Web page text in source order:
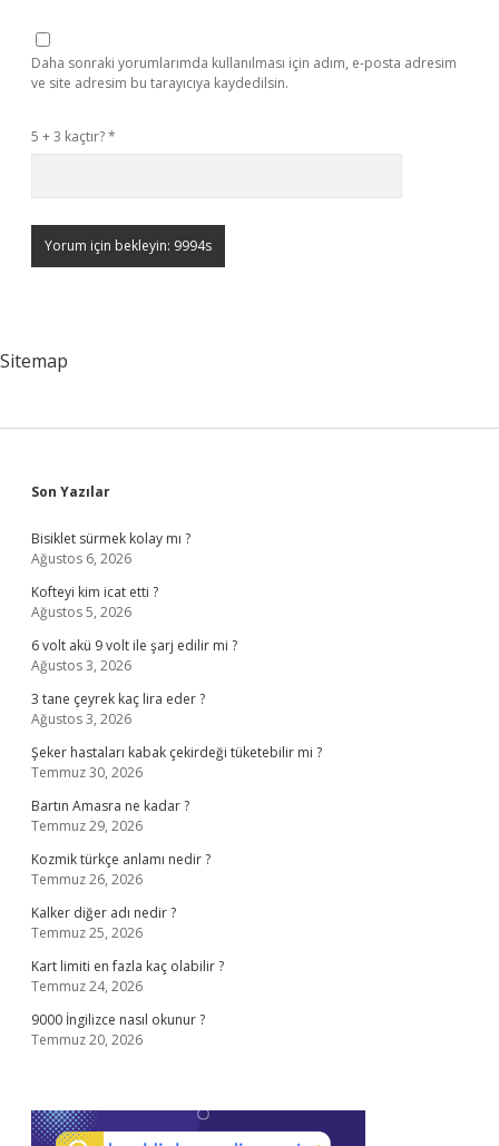
Daha sonraki yorumlarımda kullanılması için adım, e-posta adresim
ve site adresim bu tarayıcıya kaydedilsin.
5 + 3 kaçtır?*
Sitemap
Sidebar
Son Yazılar
Bisiklet sürmek kolay mı ?
Ağustos 6, 2026
Kofteyi kim icat etti ?
Ağustos 5, 2026
6 volt akü 9 volt ile şarj edilir mi ?
Ağustos 3, 2026
3 tane çeyrek kaç lira eder ?
Ağustos 3, 2026
Şeker hastaları kabak çekirdeği tüketebilir mi ?
Temmuz 30, 2026
Bartın Amasra ne kadar ?
Temmuz 29, 2026
Kozmik türkçe anlamı nedir ?
Temmuz 26, 2026
Kalker diğer adı nedir ?
Temmuz 25, 2026
Kart limiti en fazla kaç olabilir ?
Temmuz 24, 2026
9000 İngilizce nasıl okunur ?
Temmuz 20, 2026